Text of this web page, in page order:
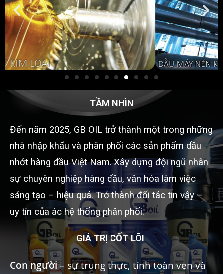
TẦM NHÌN
Đến năm 2025, GB OIL trở thành một trong những
nhà nhập khẩu và phân phối các sản phẩm dầu
nhớt hàng đầu Việt Nam. Xây dựng đội ngũ nhân
sự chuyên nghiệp hàng đầu, văn hóa làm việc
sáng tạo – hiệu quả. Trở thành đối tác tin vậy –
uy tín của ác hệ thống phân phối.
GIÁ TRỊ CỐT LÕI
Con người– sự trung thực, tính toàn vẹn và